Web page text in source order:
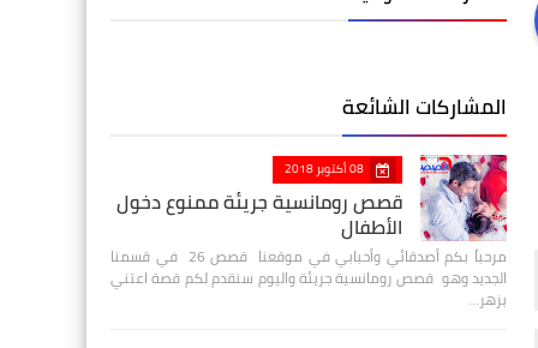
المشاركات الشائعة
08 أكتوبر 2018
قصص رومانسية جريئة ممنوع دخول
الأطفال
مرحباً بكم أصدقائي وأحبابي في موقعنا قصص 26 في قسمنا
الجديد وهو قصص رومانسية جريئة واليوم سنقدم لكم قصة اعتني
بزهر…